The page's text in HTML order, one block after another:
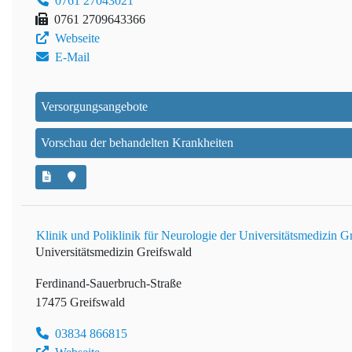
0761 2709643366
Webseite
E-Mail
Versorgungsangebote
Vorschau der behandelten Krankheiten
Klinik und Poliklinik für Neurologie der Universitätsmedizin
Universitätsmedizin Greifswald
Ferdinand-Sauerbruch-Straße
17475 Greifswald
03834 866815